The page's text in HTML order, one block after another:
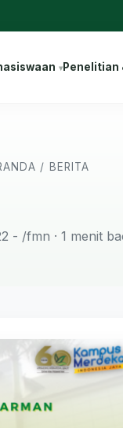
Penelitian
/ BERITA
- /fmn · 1 menit